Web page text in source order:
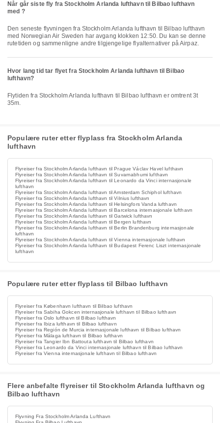
Når går siste fly fra Stockholm Arlanda lufthavn til Bilbao lufthavn
med ?
Den seneste flyvningen fra Stockholm Arlanda lufthavn til Bilbao lufthavn
med Norwegian Air Sweden har avgang klokken 12:50. Du kan se denne
rutetiden og sammenligne andre tilgjengelige flyalternativer på Airpaz.
Hvor lang tid tar flyet fra Stockholm Arlanda lufthavn til Bilbao
lufthavn?
Flytiden fra Stockholm Arlanda lufthavn til Bilbao lufthavn er omtrent 3t
35m.
Populære ruter etter flyplass fra Stockholm Arlanda
lufthavn
Flyreiser fra Stockholm Arlanda lufthavn til Prague Václav Havel lufthavn
Flyreiser fra Stockholm Arlanda lufthavn til Suvarnabhumi lufthavn
Flyreiser fra Stockholm Arlanda lufthavn til Leonardo da Vinci internasjonale
lufthavn
Flyreiser fra Stockholm Arlanda lufthavn til Amsterdam Schiphol lufthavn
Flyreiser fra Stockholm Arlanda lufthavn til Vilnius lufthavn
Flyreiser fra Stockholm Arlanda lufthavn til Helsingfors Vanda lufthavn
Flyreiser fra Stockholm Arlanda lufthavn til Barcelona internasjonale lufthavn
Flyreiser fra Stockholm Arlanda lufthavn til Gatwick lufthavn
Flyreiser fra Stockholm Arlanda lufthavn til Bergen lufthavn
Flyreiser fra Stockholm Arlanda lufthavn til Berlin Brandenburg internasjonale
lufthavn
Flyreiser fra Stockholm Arlanda lufthavn til Vienna internasjonale lufthavn
Flyreiser fra Stockholm Arlanda lufthavn til Budapest Ferenc Liszt internasjonale
lufthavn
Populære ruter etter flyplass til Bilbao lufthavn
Flyreiser fra København lufthavn til Bilbao lufthavn
Flyreiser fra Sabiha Gokcen internasjonale lufthavn til Bilbao lufthavn
Flyreiser fra Oslo lufthavn til Bilbao lufthavn
Flyreiser fra Ibiza lufthavn til Bilbao lufthavn
Flyreiser fra Región de Murcia internasjonale lufthavn til Bilbao lufthavn
Flyreiser fra Málaga lufthavn til Bilbao lufthavn
Flyreiser fra Tangier Ibn Battouta lufthavn til Bilbao lufthavn
Flyreiser fra Leonardo da Vinci internasjonale lufthavn til Bilbao lufthavn
Flyreiser fra Vienna internasjonale lufthavn til Bilbao lufthavn
Flere anbefalte flyreiser til Stockholm Arlanda lufthavn og
Bilbao lufthavn
Flyvning Fra Stockholm Arlanda Lufthavn